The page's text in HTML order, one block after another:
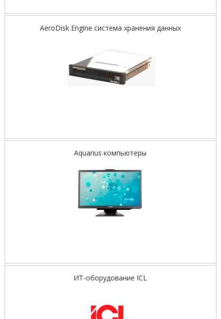
AeroDisk Engine cистема хранения данных
Aquarius компьютеры
ИТ-оборудование ICL